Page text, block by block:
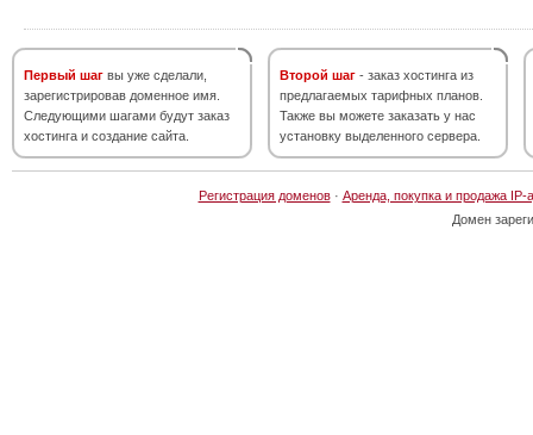
Первый шаг вы уже сделали,
зарегистрировав доменное имя.
Следующими шагами будут заказ
хостинга и создание сайта.
Второй шаг - заказ хостинга из
предлагаемых тарифных планов.
Также вы можете заказать у нас
установку выделенного сервера.
Регистрация доменов· Аренда, покупка и продажа IP-
Домен